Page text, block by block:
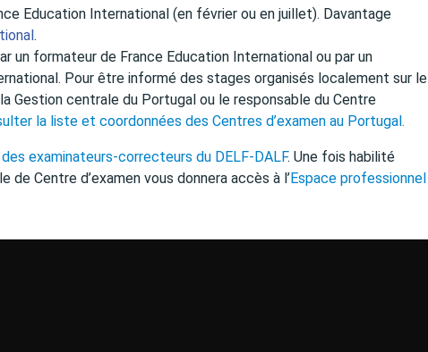
Education International (en février ou en juillet). Davantage
.
un formateur de France Education International ou par un
Pour être informé des stages organisés localement sur le
Gestion centrale du Portugal ou le responsable du Centre
la liste et coordonnées des Centres d’examen au Portugal.
examinateurs-correcteurs du DELF-DALF. Une fois habilité
Centre d’examen vous donnera accès à l’Espace professionnel